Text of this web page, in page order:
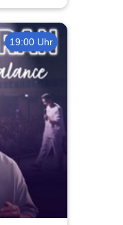
19:00 Uhr